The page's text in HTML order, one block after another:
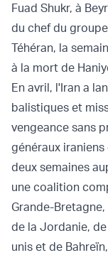
Fuad Shukr, à
du chef du
Téhéran, la
à la mort de
En avril, l'Iran a
balistiques et
vengeance sans
généraux
deux semaines
une coalition
Grande-
de la Jordanie,
unis et de